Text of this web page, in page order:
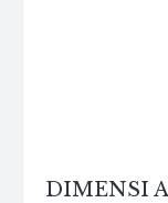
DIMENSI